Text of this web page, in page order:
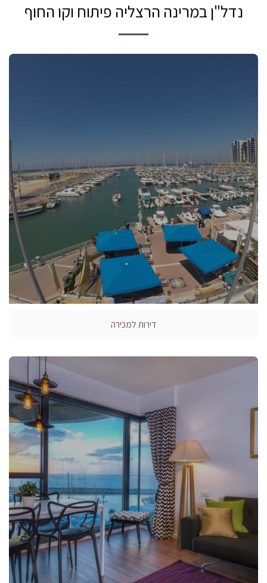
נדל"ן במרינה הרצליה פיתוח וקו החוף
דירות למכירה